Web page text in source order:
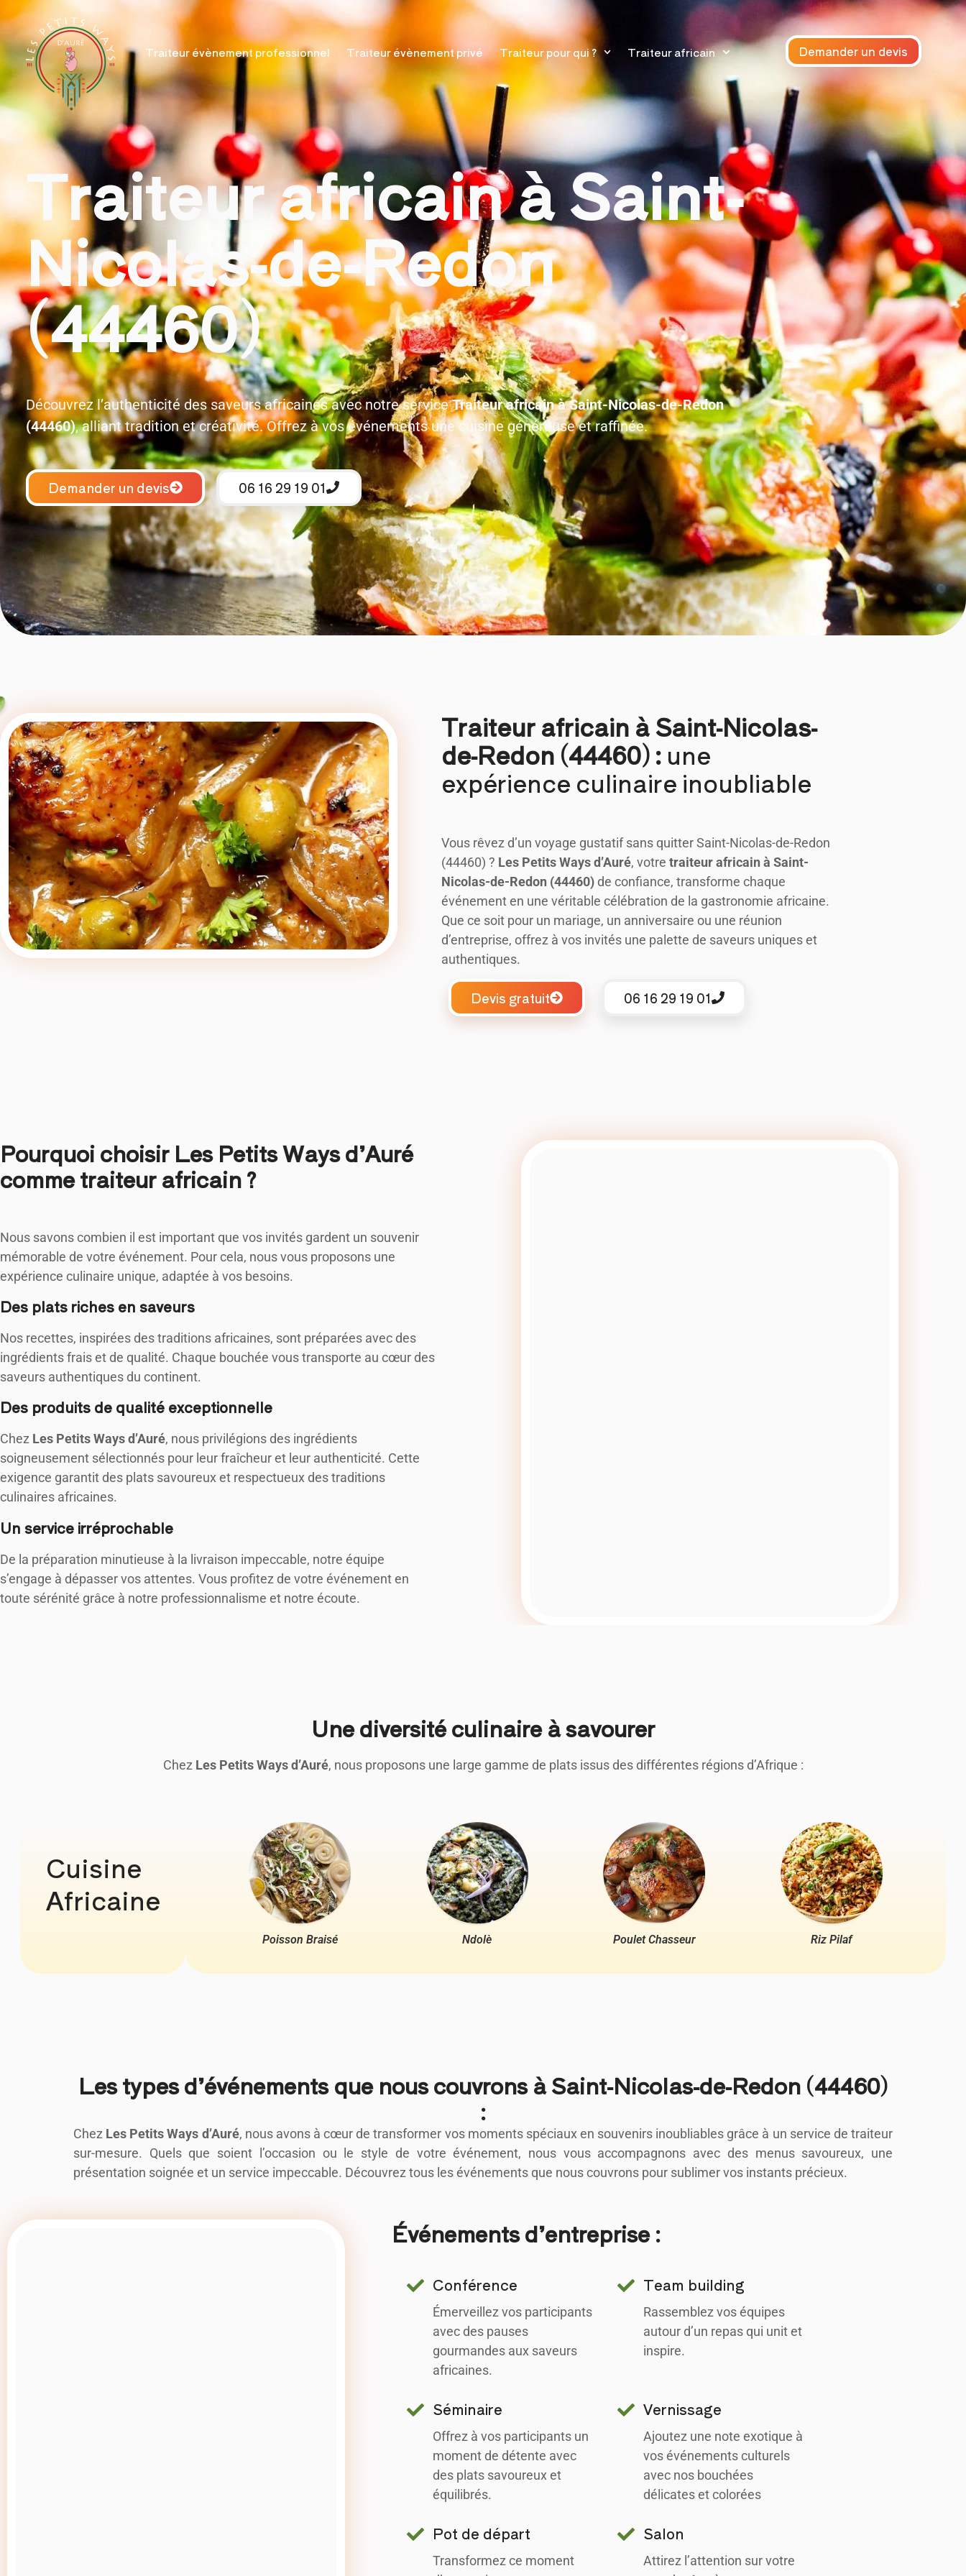
Traiteur évènement professionnel Traiteur évènement privé Traiteur pour qui ? Traiteur africain Demander un devis
Traiteur africain à Saint-
Nicolas-de-Redon
(44460)
Découvrez l’authenticité des saveurs africaines avec notre serviceTraiteur africain à Saint-Nicolas-de-Redon
(44460), alliant tradition et créativité. Offrez à vos événements une cuisine généreuse et raffinée.
Demander un devis 06 16 29 19 01
Traiteur africain à Saint-Nicolas-
de-Redon (44460) : une
expérience culinaire inoubliable
Vous rêvez d’un voyage gustatif sans quitter Saint-Nicolas-de-Redon
(44460) ? Les Petits Ways d’Auré, votretraiteur africain à Saint-
Nicolas-de-Redon (44460) de confiance, transforme chaque
événement en une véritable célébration de la gastronomie africaine.
Que ce soit pour un mariage, un anniversaire ou une réunion
d’entreprise, offrez à vos invités une palette de saveurs uniques et
authentiques.
Devis gratuit 06 16 29 19 01
Pourquoi choisir Les Petits Ways d’Auré
comme traiteur africain ?
Nous savons combien il est important que vos invités gardent un souvenir
mémorable de votre événement. Pour cela, nous vous proposons une
expérience culinaire unique, adaptée à vos besoins.
Des plats riches en saveurs
Nos recettes, inspirées des traditions africaines, sont préparées avec des
ingrédients frais et de qualité. Chaque bouchée vous transporte au cœur des
saveurs authentiques du continent.
Des produits de qualité exceptionnelle
Chez Les Petits Ways d’Auré, nous privilégions des ingrédients
soigneusement sélectionnés pour leur fraîcheur et leur authenticité. Cette
exigence garantit des plats savoureux et respectueux des traditions
culinaires africaines.
Un service irréprochable
De la préparation minutieuse à la livraison impeccable, notre équipe
s’engage à dépasser vos attentes. Vous profitez de votre événement en
toute sérénité grâce à notre professionnalisme et notre écoute.
Une diversité culinaire à savourer
Chez Les Petits Ways d’Auré, nous proposons une large gamme de plats issus des différentes régions d’Afrique :
Cuisine
Africaine
Poisson Braisé Ndolè Poulet Chasseur Riz Pilaf
Les types d’événements que nous couvrons à Saint-Nicolas-de-Redon (44460)
:
Chez Les Petits Ways d’Auré, nous avons à cœur de transformer vos moments spéciaux en souvenirs inoubliables grâce à un service de traiteur
sur-mesure. Quels que soient l’occasion ou le style de votre événement, nous vous accompagnons avec des menus savoureux, une
présentation soignée et un service impeccable. Découvrez tous les événements que nous couvrons pour sublimer vos instants précieux.
Événements d’entreprise :
Conférence
Émerveillez vos participants
avec des pauses
gourmandes aux saveurs
africaines.
Team building
Rassemblez vos équipes
autour d’un repas qui unit et
inspire.
Séminaire
Offrez à vos participants un
moment de détente avec
des plats savoureux et
équilibrés.
Vernissage
Ajoutez une note exotique à
vos événements culturels
avec nos bouchées
délicates et colorées
Pot de départ
Transformez ce moment
Salon
Attirez l’attention sur votre